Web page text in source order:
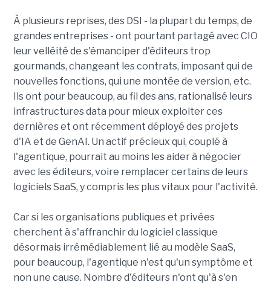
À plusieurs reprises, des DSI - la plupart du temps, de
grandes entreprises - ont pourtant partagé avec CIO
leur velléité de s'émanciper d'éditeurs trop
gourmands, changeant les contrats, imposant qui de
nouvelles fonctions, qui une montée de version, etc.
Ils ont pour beaucoup, au fil des ans, rationalisé leurs
infrastructures data pour mieux exploiter ces
dernières et ont récemment déployé des projets
d'IA et de GenAI. Un actif précieux qui, couplé à
l'agentique, pourrait au moins les aider à négocier
avec les éditeurs, voire remplacer certains de leurs
logiciels SaaS, y compris les plus vitaux pour l'activité.
Car si les organisations publiques et privées
cherchent à s'affranchir du logiciel classique
désormais irrémédiablement lié au modèle SaaS,
pour beaucoup, l'agentique n'est qu'un symptôme et
non une cause. Nombre d'éditeurs n'ont qu'à s'en